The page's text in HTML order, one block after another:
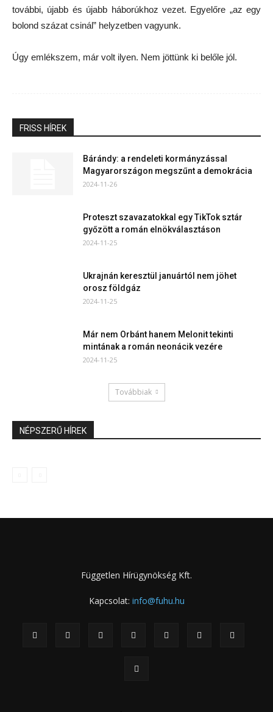
további, újabb és újabb háborúkhoz vezet. Egyelőre „az egy
bolond százat csinál” helyzetben vagyunk.
Úgy emlékszem, már volt ilyen. Nem jöttünk ki belőle jól.
FRISS HÍREK
Bárándy: a rendeleti kormányzással
Magyarországon megszűnt a demokrácia
2024-11-26
Proteszt szavazatokkal egy TikTok sztár
győzött a román elnökválasztáson
2024-11-25
Ukrajnán keresztül januártól nem jöhet
orosz földgáz
2024-11-25
Már nem Orbánt hanem Melonit tekinti
mintának a román neonácik vezére
2024-11-25
Továbbiak
NÉPSZERŰ HÍREK
Független Hírügynökség Kft.
Kapcsolat: info@fuhu.hu